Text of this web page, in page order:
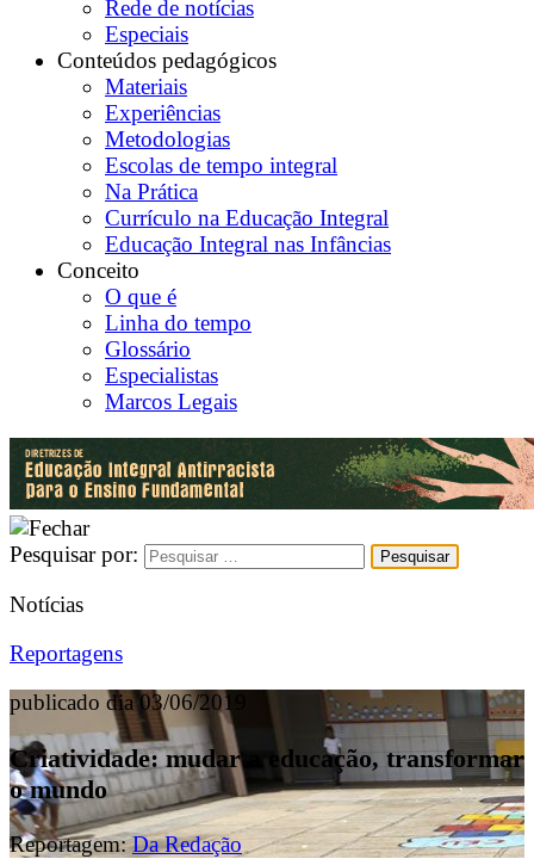
Rede de notícias
Especiais
Conteúdos pedagógicos
Materiais
Experiências
Metodologias
Escolas de tempo integral
Na Prática
Currículo na Educação Integral
Educação Integral nas Infâncias
Conceito
O que é
Linha do tempo
Glossário
Especialistas
Marcos Legais
Pesquisar por:
Notícias
Reportagens
publicado dia 03/06/2019
Criatividade: mudar a educação, transformar
o mundo
Reportagem:Da Redação